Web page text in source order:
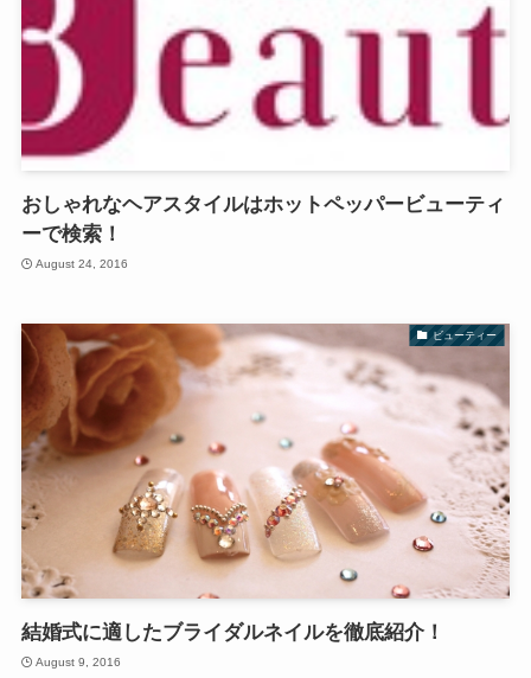
おしゃれなヘアスタイルはホットペッパービューティ
ーで検索！
August 24, 2016
ビューティー
結婚式に適したブライダルネイルを徹底紹介！
August 9, 2016